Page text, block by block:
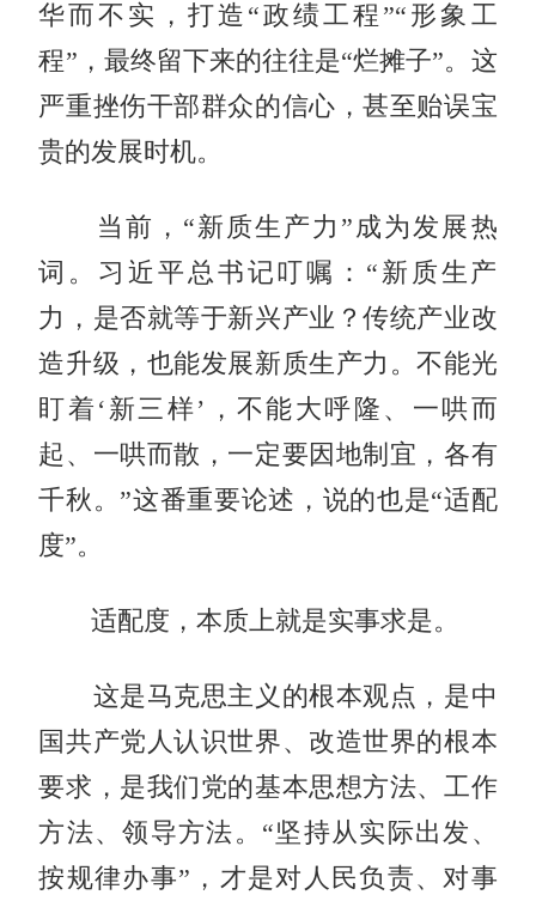
华而不实，打造“政绩工程”“形象工
程”，最终留下来的往往是“烂摊子”。这
严重挫伤干部群众的信心，甚至贻误宝
贵的发展时机。
当前，“新质生产力”成为发展热
词。习近平总书记叮嘱：“新质生产
力，是否就等于新兴产业？传统产业改
造升级，也能发展新质生产力。不能光
盯着‘新三样’，不能大呼隆、一哄而
起、一哄而散，一定要因地制宜，各有
千秋。”这番重要论述，说的也是“适配
度”。
适配度，本质上就是实事求是。
这是马克思主义的根本观点，是中
国共产党人认识世界、改造世界的根本
要求，是我们党的基本思想方法、工作
方法、领导方法。“坚持从实际出发、
按规律办事”，才是对人民负责、对事